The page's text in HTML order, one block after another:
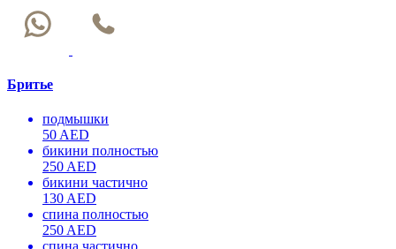
Бритье
подмышки
50 AED
бикини полностью
250 AED
бикини частично
130 AED
спина полностью
250 AED
спина частично